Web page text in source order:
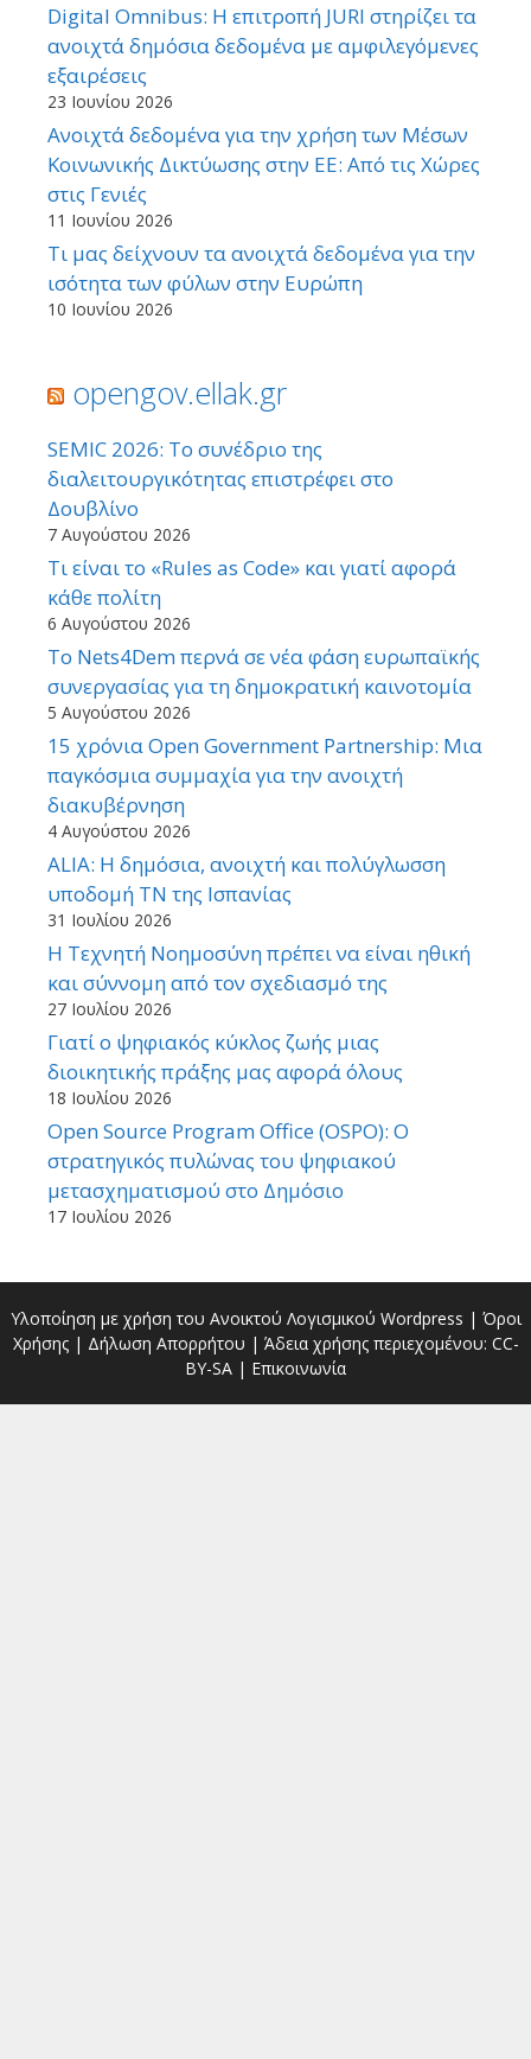
Digital Omnibus: Η επιτροπή JURI στηρίζει τα
ανοιχτά δημόσια δεδομένα με αμφιλεγόμενες
εξαιρέσεις
23 Ιουνίου 2026
Ανοιχτά δεδομένα για την χρήση των Μέσων
Κοινωνικής Δικτύωσης στην ΕΕ: Από τις Χώρες
στις Γενιές
11 Ιουνίου 2026
Τι μας δείχνουν τα ανοιχτά δεδομένα για την
ισότητα των φύλων στην Ευρώπη
10 Ιουνίου 2026
opengov.ellak.gr
SEMIC 2026: Το συνέδριο της
διαλειτουργικότητας επιστρέφει στο
Δουβλίνο
7 Αυγούστου 2026
Τι είναι το «Rules as Code» και γιατί αφορά
κάθε πολίτη
6 Αυγούστου 2026
Το Nets4Dem περνά σε νέα φάση ευρωπαϊκής
συνεργασίας για τη δημοκρατική καινοτομία
5 Αυγούστου 2026
15 χρόνια Open Government Partnership: Μια
παγκόσμια συμμαχία για την ανοιχτή
διακυβέρνηση
4 Αυγούστου 2026
ALIA: Η δημόσια, ανοιχτή και πολύγλωσση
υποδομή ΤΝ της Ισπανίας
31 Ιουλίου 2026
Η Τεχνητή Νοημοσύνη πρέπει να είναι ηθική
και σύννομη από τον σχεδιασμό της
27 Ιουλίου 2026
Γιατί ο ψηφιακός κύκλος ζωής μιας
διοικητικής πράξης μας αφορά όλους
18 Ιουλίου 2026
Open Source Program Office (OSPO): Ο
στρατηγικός πυλώνας του ψηφιακού
μετασχηματισμού στο Δημόσιο
17 Ιουλίου 2026
Υλοποίηση με χρήση του Ανοικτού Λογισμικού Wordpress | Όροι
Χρήσης| Δήλωση Απορρήτου | Άδεια χρήσης περιεχομένου: CC-
BY-SA | Επικοινωνία